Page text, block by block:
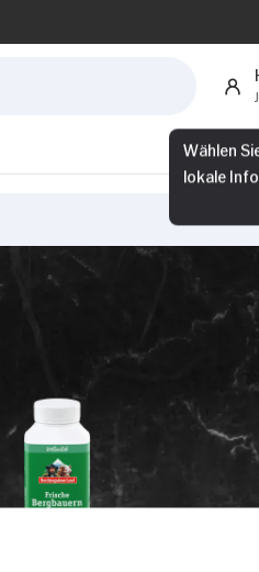
Wählen
lokale